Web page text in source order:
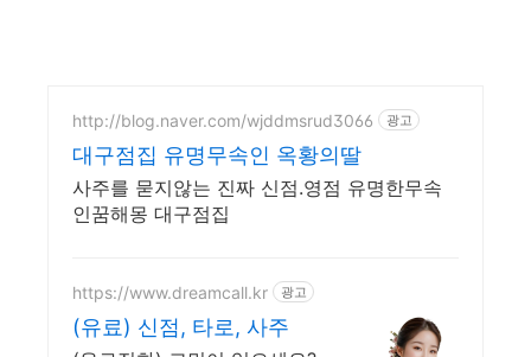
http://blog.naver.com/wjddmsrud3066 광고
대구점집 유명무속인 옥황의딸
사주를 묻지않는 진짜 신점.영점 유명한무속
인꿈해몽 대구점집
https://www.dreamcall.kr 광고
(유료) 신점, 타로, 사주